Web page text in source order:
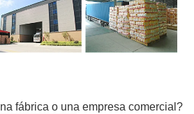
fábrica o una empresa comercial?